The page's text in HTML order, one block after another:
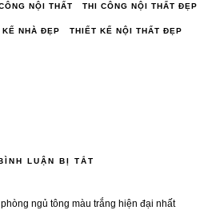
NỘI THẤT THI CÔNG NỘI THẤT ĐẸP
KẾ NHÀ ĐẸP THIẾT KẾ NỘI THẤT ĐẸP
LUẬN BỊ TẮT
THIẾT
KẾ